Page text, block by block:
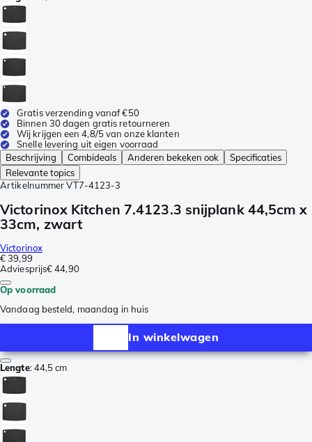
Gratis verzending vanaf €50
Binnen 30 dagen gratis retourneren
Wij krijgen een 4,8/5 van onze klanten
Snelle levering uit eigen voorraad
Beschrijving
Combideals Anderen bekeken ook
Specificaties
Relevante topics
Artikelnummer VT7-4123-3
Victorinox Kitchen 7.4123.3 snijplank 44,5cm x
33cm, zwart
Victorinox
€ 39,99
Adviesprijs€ 44,90
Op voorraad
Vandaag besteld, maandag in huis
In winkelwagen
Lengte:44,5 cm